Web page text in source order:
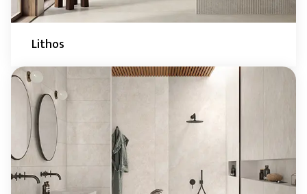
Lithos